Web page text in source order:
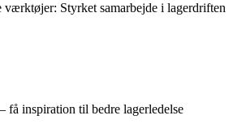
værktøjer: Styrket samarbejde i lagerdriften
få inspiration til bedre lagerledelse